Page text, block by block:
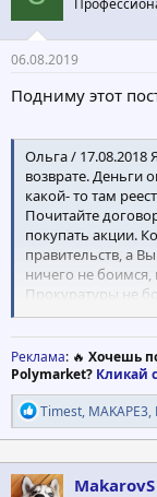
06.08.2019
Подниму этот
Ольга /
возврате. Деньги
какой- то там
Почитайте
покупать акции.
правительств, а
ничего не
Прокуратуры не
они ангелы.
Менеджер сказала,
есть жалобы
Вот так с миру по
вся его шайка,
еще очень- очень
Мы отдаем
Реклама: 🔥 Хочешь
Polymarket? Кликай
Р
е
а
к
ц
Timest, MAKAPE3,
MakarovS